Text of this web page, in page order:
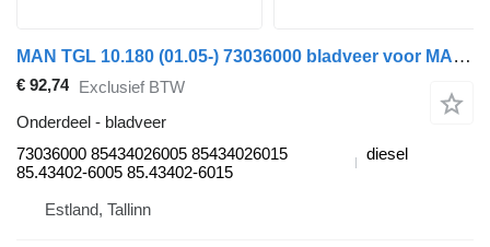
MAN TGL 10.180 (01.05-) 73036000 bladveer voor MAN TGL, TGM, TGS, TGX (2005-2021) trekker
€ 92,74 Exclusief BTW
Onderdeel - bladveer
73036000 85434026005 85434026015
85.43402-6005 85.43402-6015
diesel
Estland, Tallinn